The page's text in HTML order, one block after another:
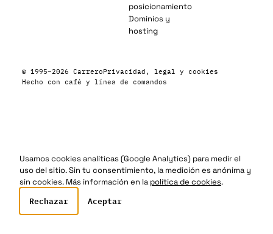
posicionamiento
Dominios y
hosting
© 1995–2026 CarreroPrivacidad, legal y cookies
Hecho con café y línea de comandos
Usamos cookies analíticas (Google Analytics) para medir el
uso del sitio. Sin tu consentimiento, la medición es anónima y
sin cookies. Más información en lapolítica de cookies.
Rechazar Aceptar